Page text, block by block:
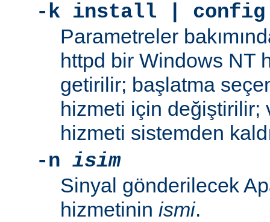
-k install |
Parametreler
httpd bir Windows NT
getirilir; başlatma
hizmeti için değiştirilir;
hizmeti sistemden
-n isim
Sinyal gönderilecek
hizmetinin ismi.